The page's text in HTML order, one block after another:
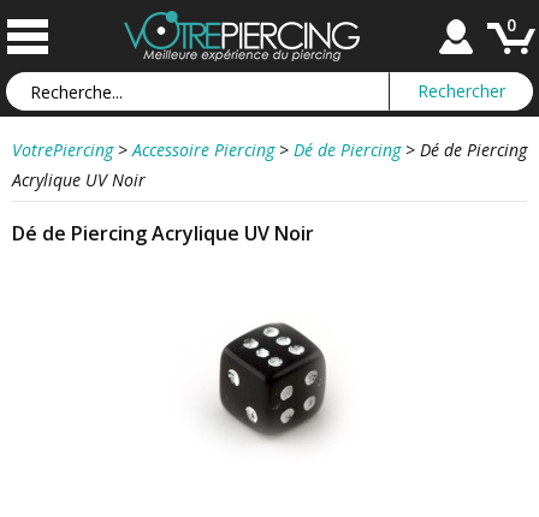
0
VotrePiercing > Accessoire Piercing > Dé de Piercing > Dé de Piercing
Acrylique UV Noir
Dé de Piercing Acrylique UV Noir